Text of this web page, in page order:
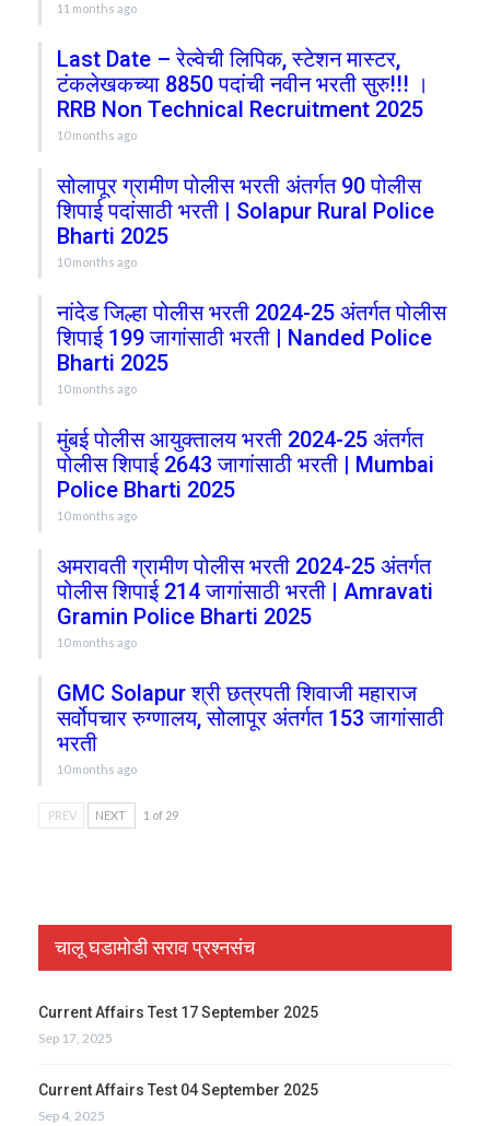
11 months ago
Last Date – रेल्वेची लिपिक, स्टेशन मास्टर,
टंकलेखकच्या 8850 पदांची नवीन भरती सुरु!!! ।
RRB Non Technical Recruitment 2025
10 months ago
सोलापूर ग्रामीण पोलीस भरती अंतर्गत 90 पोलीस
शिपाई पदांसाठी भरती | Solapur Rural Police
Bharti 2025
10 months ago
नांदेड जिल्हा पोलीस भरती 2024-25 अंतर्गत पोलीस
शिपाई 199 जागांसाठी भरती | Nanded Police
Bharti 2025
10 months ago
मुंबई पोलीस आयुक्तालय भरती 2024-25 अंतर्गत
पोलीस शिपाई 2643 जागांसाठी भरती | Mumbai
Police Bharti 2025
10 months ago
अमरावती ग्रामीण पोलीस भरती 2024-25 अंतर्गत
पोलीस शिपाई 214 जागांसाठी भरती | Amravati
Gramin Police Bharti 2025
10 months ago
GMC Solapur श्री छत्रपती शिवाजी महाराज
सर्वोपचार रुग्णालय, सोलापूर अंतर्गत 153 जागांसाठी
भरती
10 months ago
PREV NEXT 1 of 29
चालू घडामोडी सराव प्रश्नसंच
Current Affairs Test 17 September 2025
Sep 17, 2025
Current Affairs Test 04 September 2025
Sep 4, 2025